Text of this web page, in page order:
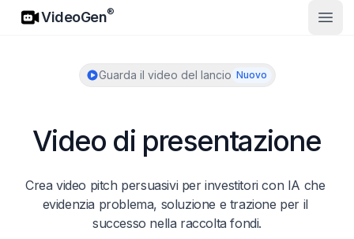
VideoGen
VideoGen®
Apri
Guarda il video del lancio Nuovo
Video di presentazione
Crea video pitch persuasivi per investitori con IA che
evidenzia problema, soluzione e trazione per il
successo nella raccolta fondi.